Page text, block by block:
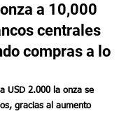
a 10,000
centrales
compras a lo
USD 2.000 la onza se
gracias al aumento